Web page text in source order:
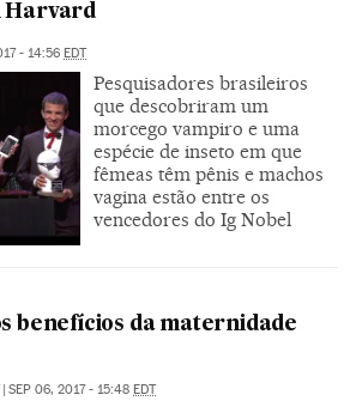
Harvard
- 14:56 EDT
Pesquisadores brasileiros
que descobriram um
morcego vampiro e uma
espécie de inseto em que
fêmeas têm pênis e machos
vagina estão entre os
vencedores do Ig Nobel
benefícios da maternidade
| SEP 06, 2017 - 15:48 EDT